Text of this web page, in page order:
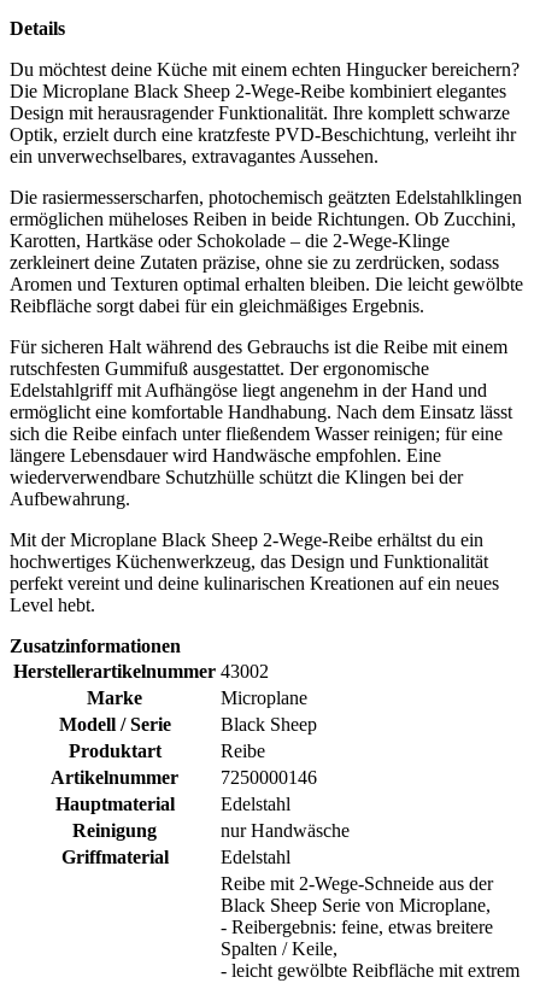
Details
Du möchtest deine Küche mit einem echten Hingucker bereichern?
Die Microplane Black Sheep 2-Wege-Reibe kombiniert elegantes
Design mit herausragender Funktionalität. Ihre komplett schwarze
Optik, erzielt durch eine kratzfeste PVD-Beschichtung, verleiht ihr
ein unverwechselbares, extravagantes Aussehen.
Die rasiermesserscharfen, photochemisch geätzten Edelstahlklingen
ermöglichen müheloses Reiben in beide Richtungen. Ob Zucchini,
Karotten, Hartkäse oder Schokolade – die 2-Wege-Klinge
zerkleinert deine Zutaten präzise, ohne sie zu zerdrücken, sodass
Aromen und Texturen optimal erhalten bleiben. Die leicht gewölbte
Reibfläche sorgt dabei für ein gleichmäßiges Ergebnis.
Für sicheren Halt während des Gebrauchs ist die Reibe mit einem
rutschfesten Gummifuß ausgestattet. Der ergonomische
Edelstahlgriff mit Aufhängöse liegt angenehm in der Hand und
ermöglicht eine komfortable Handhabung. Nach dem Einsatz lässt
sich die Reibe einfach unter fließendem Wasser reinigen; für eine
längere Lebensdauer wird Handwäsche empfohlen. Eine
wiederverwendbare Schutzhülle schützt die Klingen bei der
Aufbewahrung.
Mit der Microplane Black Sheep 2-Wege-Reibe erhältst du ein
hochwertiges Küchenwerkzeug, das Design und Funktionalität
perfekt vereint und deine kulinarischen Kreationen auf ein neues
Level hebt.
Zusatzinformationen
Herstellerartikelnummer 43002
Marke
Microplane
Modell / Serie
Black Sheep
Produktart
Reibe
Artikelnummer
7250000146
Hauptmaterial
Edelstahl
Reinigung
nur Handwäsche
Griffmaterial
Edelstahl
Reibe mit 2-Wege-Schneide aus der
Black Sheep Serie von Microplane,
- Reibergebnis: feine, etwas breitere
Spalten / Keile,
- leicht gewölbte Reibfläche mit extrem